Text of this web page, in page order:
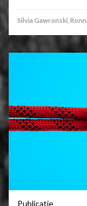
Silvia Gawronski,
Publicatie